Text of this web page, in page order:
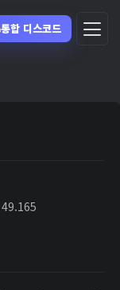
통합 디스코드
49.165